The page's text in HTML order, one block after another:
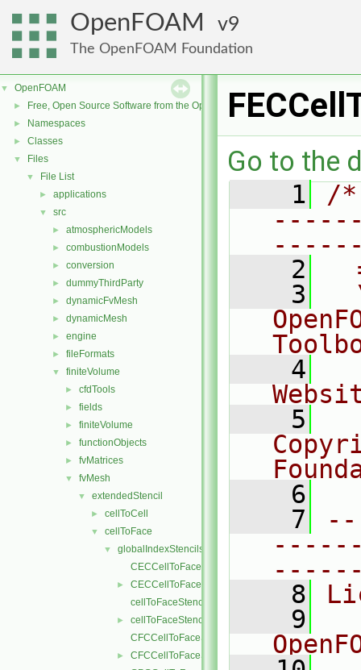
OpenFOAM 9
The OpenFOAM Foundation
▼ OpenFOAM
► Free, Open Source Software from the OpenFOAM Foundation
► Namespaces
► Classes
▼ Files
▼ File List
► applications
▼ src
► atmosphericModels
► combustionModels
► conversion
► dummyThirdParty
► dynamicFvMesh
► dynamicMesh
► engine
► fileFormats
▼ finiteVolume
► cfdTools
► fields
► finiteVolume
► functionObjects
► fvMatrices
▼ fvMesh
▼ extendedStencil
► cellToCell
▼ cellToFace
▼
globalIndexStencils
CECCellToFaceStencil.C
►
CECCellToFaceStencil.H
cellToFaceStencil.C
►
cellToFaceStencil.H
CFCCellToFaceStencil.C
►
CFCCellToFaceStencil.H
Go to the
    1
/
    2
    3
    4
    5
    6
    7
    8
    9